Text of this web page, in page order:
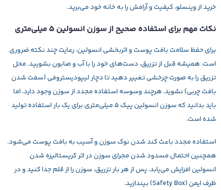
خرید از وینسلو، کیفیت و آرامش را به خانه خود می‌برید.
نکات مهم برای استفاده صحیح از سوزن انسولین ۵ میلی‌متری
برای حفظ سلامت بافت پوست و اثربخشی انسولین، رعایت چند نکته ضروری
است. همیشه قبل از تزریق، دست‌های خود را با آب و صابون بشویید. محل
تزریق را به صورت چرخشی تغییر دهید تا دچار لیپودیستروفی (سفت شدن
بافت چربی) نشوید. هرچند وسوسه استفاده مجدد از سوزن وجود دارد، اما
باید بدانید که سوزن انسولین پیک ۵ میلی‌متری برای یک بار استفاده تولید
شده است.
استفاده مجدد باعث کند شدن نوک سوزن و آسیب به بافت پوست می‌شود.
همچنین احتمال مسدود شدن مجرای سوزن در اثر کریستالیزه شدن
انسولین افزایش می‌یابد. پس از هر بار تزریق، سوزن را از قلم جدا کنید و در
ظرف ایمن (Safety Box) بیندازید.